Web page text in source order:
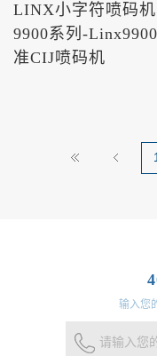
LINX小字符喷码机
9900系列-
准CIJ喷码机
1
输入您
请输入您